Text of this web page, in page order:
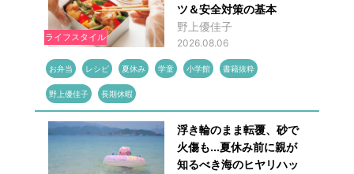
ライフスタイル
ツ＆安全対策の基本
野上優佳子
2026.08.06
お弁当 レシピ 夏休み 学童 小学館 書籍抜粋
野上優佳子 長期休暇
浮き輪のまま転覆、砂で
火傷も...夏休み前に親が
知るべき海のヒヤリハッ